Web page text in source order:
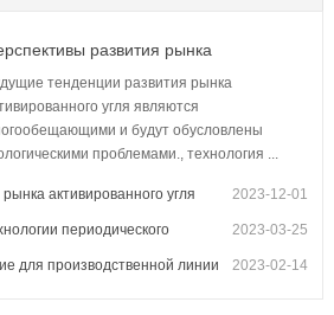
развития рынка
угля
тенденции развития рынка
угля являются
и будут обусловлены
проблемами., технология ...
2023-12-01
активированного угля
2023-03-25
периодического
2023-02-14
для производственной линии